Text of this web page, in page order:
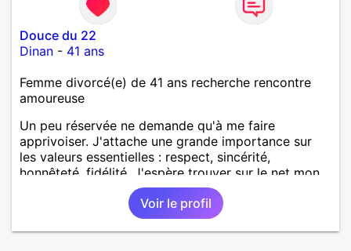
Douce du 22
Dinan - 41 ans
Femme divorcé(e) de 41 ans recherche rencontre
amoureuse
Un peu réservée ne demande qu'à me faire
apprivoiser. J'attache une grande importance sur
les valeurs essentielles : respect, sincérité,
honnêteté, fidélité. J'espère trouver sur le net mon
alter-ego ayant les mêmes critères, sachant
s'investir dans une relation sérieuse.
Voir le profil